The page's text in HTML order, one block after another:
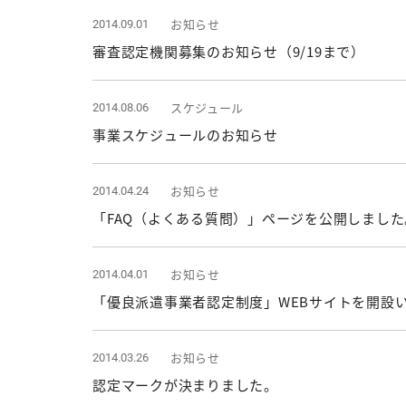
2014.09.01 お知らせ
審査認定機関募集のお知らせ（9/19まで）
2014.08.06 スケジュール
事業スケジュールのお知らせ
2014.04.24 お知らせ
「FAQ（よくある質問）」ページを公開しました
2014.04.01 お知らせ
「優良派遣事業者認定制度」WEBサイトを開設
2014.03.26 お知らせ
認定マークが決まりました。